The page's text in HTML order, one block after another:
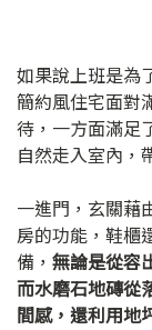
如果說上班是為
簡約風住宅面對
待，一方面滿足
自然走入室內，
一進門，玄關藉
房的功能，鞋櫃
備， 無論是從容
而水磨石地磚從
間感，還利用地